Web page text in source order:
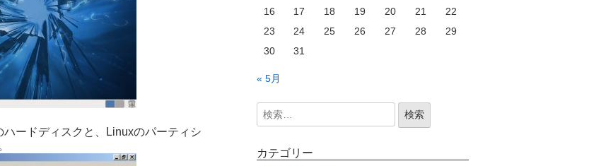
ードディスクと、Linuxのパーティシ
16
17 18 19 20 21
22
23
24 25 26 27 28
29
30
31
« 5月
カテゴリー